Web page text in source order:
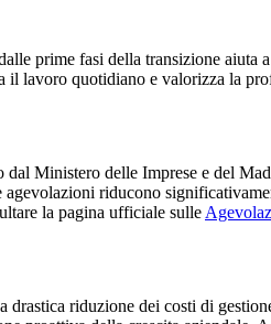
prime fasi della transizione aiuta
il lavoro quotidiano e valorizza la
Ministero delle Imprese e del
agevolazioni riducono
la pagina ufficiale sulle
riduzione dei costi di